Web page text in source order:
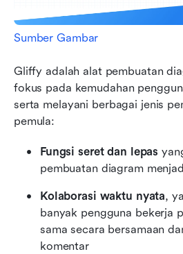
Sumber Gambar
Gliffy adalah alat pembuatan
fokus pada kemudahan
serta melayani berbagai jenis
pemula:
Fungsi seret dan lepas
pembuatan diagram
Kolaborasi waktu nyata,
banyak pengguna bekerja
sama secara bersamaan
komentar